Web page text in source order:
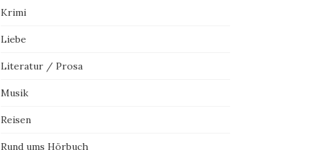
Krimi
Liebe
Literatur / Prosa
Musik
Reisen
Rund ums Hörbuch